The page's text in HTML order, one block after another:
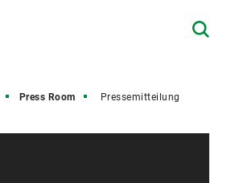
Press Room Pressemitteilung